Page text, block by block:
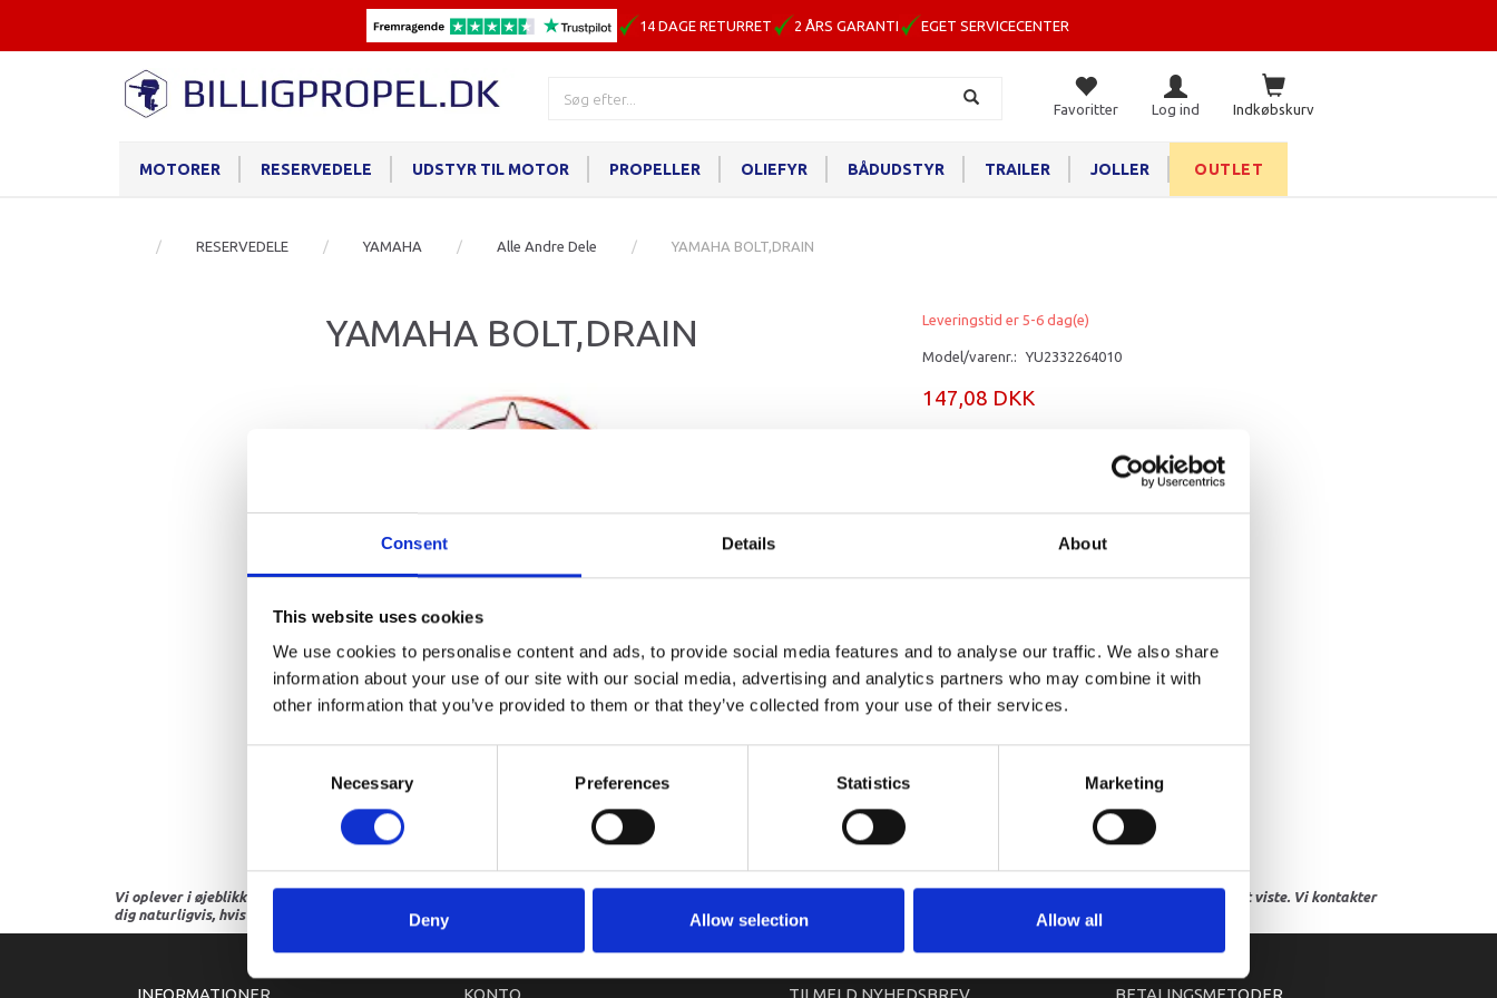
Consent Details About
This website uses cookies
We use cookies to personalise content and ads, to provide social media features and to analyse our traffic. We also share
information about your use of our site with our social media, advertising and analytics partners who may combine it with
other information that you’ve provided to them or that they’ve collected from your use of their services.
Necessary Preferences Statistics Marketing
Deny Allow selection Allow all
14 DAGE RETURRET 2 ÅRS GARANTI EGET SERVICECENTER
Indkøbskurv
Favoritter Log ind
MOTORER RESERVEDELE UDSTYR TIL MOTOR PROPELLER OLIEFYR BÅDUDSTYR TRAILER JOLLER OUTLET
RESERVEDELE YAMAHA Alle Andre Dele YAMAHA BOLT,DRAIN
YAMAHA BOLT,DRAIN Leveringstid er 5-6 dag(e)
Model/varenr.: YU2332264010
147,08 DKK
YAMAHA BOLT,DRAIN
Vi oplever i øjeblikket store og hyppige prisændringer i markedet. Derfor kan der i enkelte tilfælde være produkter, som ikke kan leveres, eller hvor prisen afviger fra det viste. Vi kontakter
dig naturligvis, hvis dette er tilfældet.
INFORMATIONER KONTO TILMELD NYHEDSBREV BETALINGSMETODER